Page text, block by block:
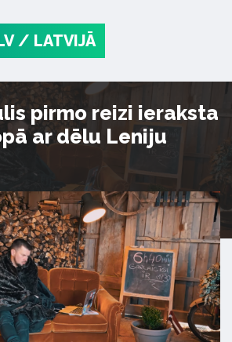
/ LATVIJĀ
pirmo reizi ieraksta
ar dēlu Leniju